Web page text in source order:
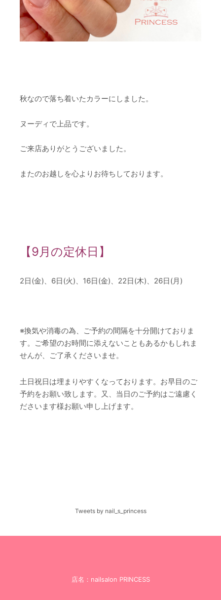
秋なので落ち着いたカラーにしました。
ヌーディで上品です。
ご来店ありがとうございました。
またのお越しを心よりお待ちしております。
【9月の定休日】
2日(金)、6日(火)、16日(金)、22日(木)、26日(月)
※換気や消毒の為、ご予約の間隔を十分開けておりま
す。ご希望のお時間に添えないこともあるかもしれま
せんが、ご了承くださいませ。
土日祝日は埋まりやすくなっております。お早目のご
予約をお願い致します。又、当日のご予約はご遠慮く
ださいます様お願い申し上げます。
Tweets by nail_s_princess
店名：nailsalon PRINCESS